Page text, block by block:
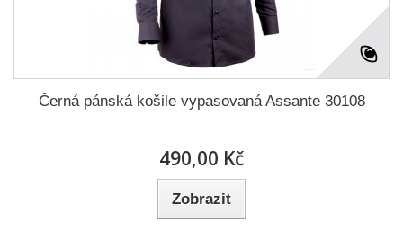
Černá pánská košile vypasovaná Assante 30108
490,00 Kč
Zobrazit